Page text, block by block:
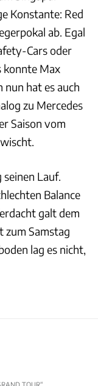
Konstante: Red
ab. Egal
Cars oder
konnte Max
hat es auch
zu Mercedes
Saison vom
seinen Lauf.
Balance
galt dem
zum Samstag
lag es nicht,
TOUR“